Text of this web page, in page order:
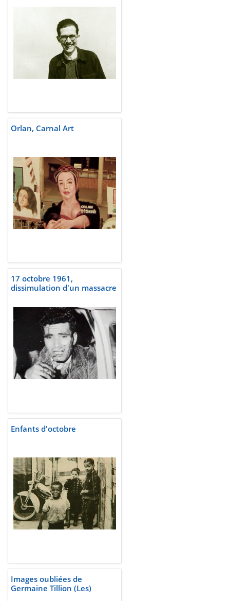
Orlan, Carnal Art
17 octobre 1961,
dissimulation d'un massacre
Enfants d'octobre
Images oubliées de
Germaine Tillion (Les)